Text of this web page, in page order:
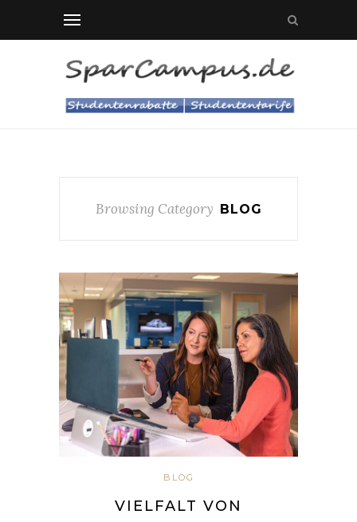
Browsing Category BLOG
BLOG
VIELFALT VON